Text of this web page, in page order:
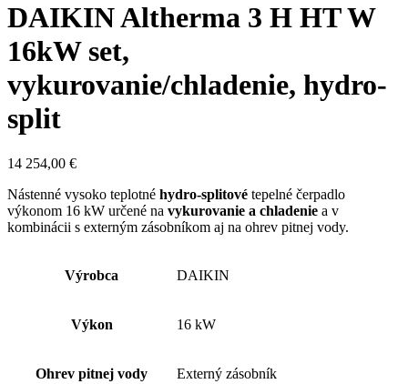
DAIKIN Altherma 3 H HT W
16kW set,
vykurovanie/chladenie, hydro-
split
14 254,00 €
Nástenné vysoko teplotné hydro-splitové tepelné čerpadlo
výkonom 16 kW určené na vykurovanie a chladenie a v
kombinácii s externým zásobníkom aj na ohrev pitnej vody.
Výrobca DAIKIN
Výkon 16 kW
Ohrev pitnej vody Externý zásobník